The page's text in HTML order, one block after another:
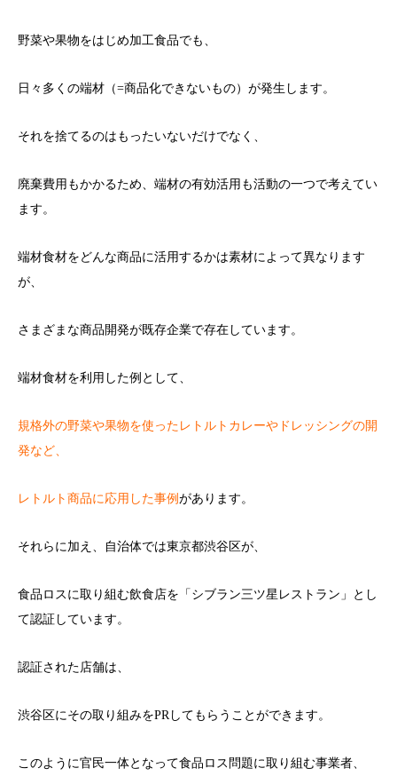
野菜や果物をはじめ加工食品でも、
日々多くの端材（=商品化できないもの）が発生します。
それを捨てるのはもったいないだけでなく、
廃棄費用もかかるため、端材の有効活用も活動の一つで考えてい
ます。
端材食材をどんな商品に活用するかは素材によって異なります
が、
さまざまな商品開発が既存企業で存在しています。
端材食材を利用した例として、
規格外の野菜や果物を使ったレトルトカレーやドレッシングの開
発など、
レトルト商品に応用した事例 があります。
それらに加え、自治体では東京都渋谷区が、
食品ロスに取り組む飲食店を「シブラン三ツ星レストラン」とし
て認証しています。
認証された店舗は、
渋谷区にその取り組みをPRしてもらうことができます。
このように官民一体となって食品ロス問題に取り組む事業者、